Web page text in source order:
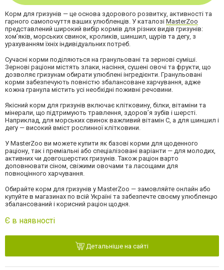
Корм для гризунів — це основа здорового розвитку, активності та
гарного самопочуття ваших улюбленців. У каталозі MasterZoo
представлений широкий вибір кормів для різних видів гризунів:
хом’яків, морських свинок, кроликів, шиншил, щурів та дегу, з
урахуванням їхніх індивідуальних потреб.
Сучасні корми поділяються на гранульовані та зернові суміші.
Зернові раціони містять злаки, насіння, сушені овочі та фрукти, що
дозволяє гризунам обирати улюблені інгредієнти. Гранульовані
корми забезпечують повністю збалансоване харчування, адже
кожна гранула містить усі необхідні поживні речовини.
Якісний корм для гризунів включає клітковину, білки, вітаміни та
мінерали, що підтримують травлення, здоров’я зубів і шерсті.
Наприклад, для морських свинок важливий вітамін С, а для шиншил і
дегу — високий вміст рослинної клітковини.
У MasterZoo ви можете купити як базові корми для щоденного
раціону, так і преміальні або спеціалізовані варіанти — для молодих,
активних чи довгошерстих гризунів. Також раціон варто
доповнювати сіном, свіжими овочами та ласощами для
повноцінного харчування.
Обирайте корм для гризунів у MasterZoo — замовляйте онлайн або
купуйте в магазинах по всій Україні та забезпечте своєму улюбленцю
збалансований і корисний раціон щодня.
Є в наявності
Детальніше на сайті